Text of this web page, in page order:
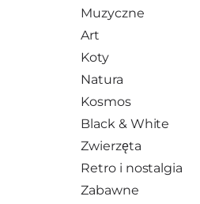
Muzyczne
Art
Koty
Natura
Kosmos
Black & White
Zwierzęta
Retro i nostalgia
Zabawne